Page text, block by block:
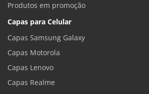
Produtos em promoção
Capas para Celular
Capas Samsung Galaxy
Capas Motorola
Capas Lenovo
Capas Realme